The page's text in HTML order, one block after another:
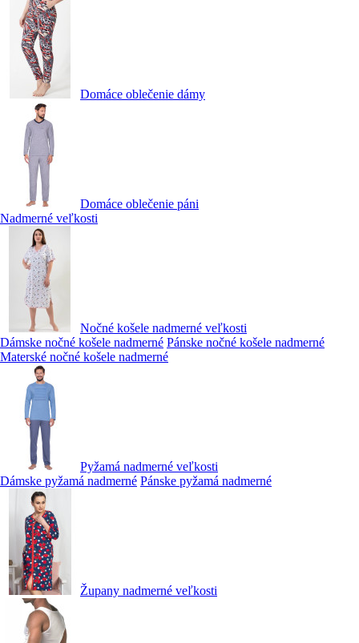
Domáce oblečenie dámy
Domáce oblečenie páni
Nadmerné veľkosti
Nočné košele nadmerné veľkosti
Dámske nočné košele nadmerné Pánske nočné košele nadmerné
Materské nočné košele nadmerné
Pyžamá nadmerné veľkosti
Dámske pyžamá nadmerné Pánske pyžamá nadmerné
Župany nadmerné veľkosti